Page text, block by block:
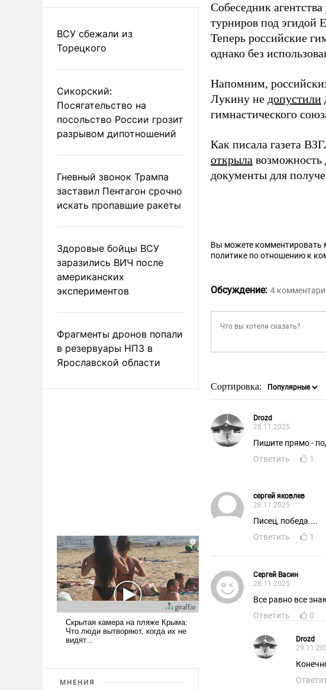
ВСУ сбежали из
Торецкого
Сикорский:
Посягательство на
посольство России грозит
разрывом дипотношений
Гневный звонок Трампа
заставил Пентагон срочно
искать пропавшие ракеты
Здоровые бойцы ВСУ
заразились ВИЧ после
американских
экспериментов
Фрагменты дронов попали
в резервуары НПЗ в
Ярославской области
МНЕНИЯ
Собеседник
турниров под эгидой
Теперь российские
однако без
Напомним,
Лукину не допустили
гимнастического
Как писала газета
открыла возможность
документы для
Вы можете комментировать
политике по отношению к
Обсуждение: 4
Сортировка:
Drozd
28.11.2025
Пишите прямо -
Ответить
1
сергей яковлев
28.11.2025
Писец, победа....
Ответить
1
Сергей Васин
28.11.2025
Все равно все
Ответить
0
Drozd